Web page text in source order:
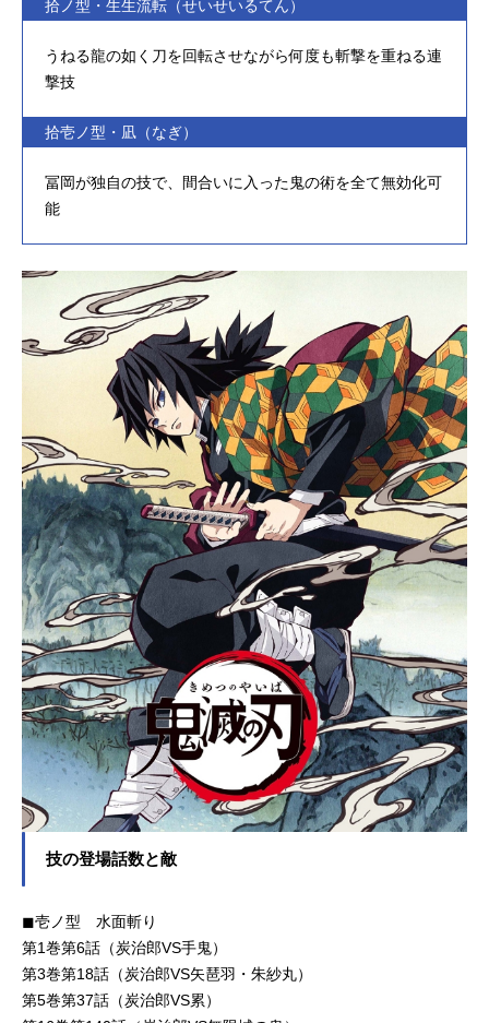
拾ノ型・生生流転（せいせいるてん）
うねる龍の如く刀を回転させながら何度も斬撃を重ねる連
撃技
拾壱ノ型・凪（なぎ）
冨岡が独自の技で、間合いに入った鬼の術を全て無効化可
能
技の登場話数と敵
◼︎壱ノ型 水面斬り
第1巻第6話（炭治郎VS手鬼）
第3巻第18話（炭治郎VS矢琶羽・朱紗丸）
第5巻第37話（炭治郎VS累）